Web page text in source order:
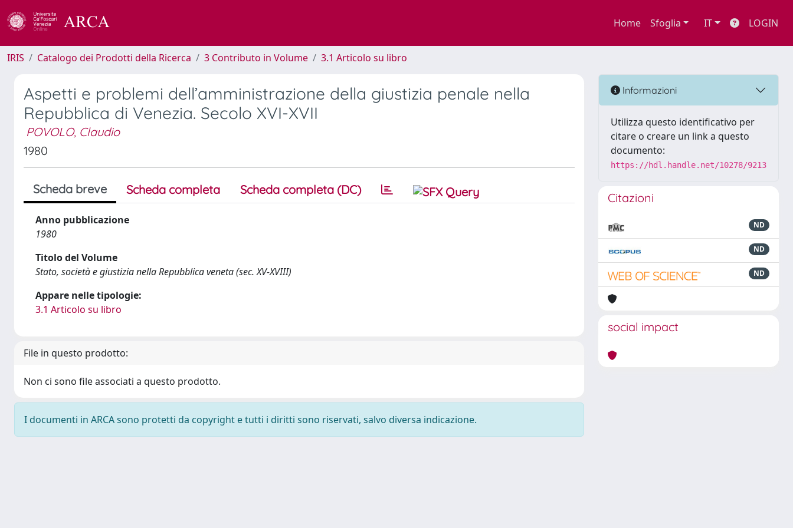
Home Sfoglia IT LOGIN
IRIS Catalogo dei Prodotti della Ricerca 3 Contributo in Volume 3.1 Articolo su libro
Aspetti e problemi dell’amministrazione della giustizia penale nella
Repubblica di Venezia. Secolo XVI-XVII
POVOLO, Claudio
1980
Scheda breve Scheda completa Scheda completa (DC)
Anno pubblicazione
1980
Titolo del Volume
Stato, società e giustizia nella Repubblica veneta (sec. XV-XVIII)
Appare nelle tipologie:
3.1 Articolo su libro
File in questo prodotto:
Non ci sono file associati a questo prodotto.
I documenti in ARCA sono protetti da copyright e tutti i diritti sono riservati, salvo diversa indicazione.
Informazioni
Utilizza questo identificativo per
citare o creare un link a questo
documento:
https://hdl.handle.net/10278/9213
Citazioni
ND
ND
ND
social impact